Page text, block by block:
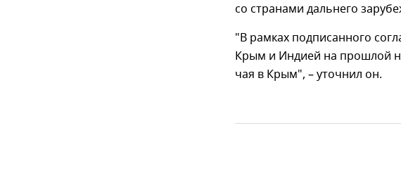
со странами дальнего
"В рамках подписанного
Крым и Индией на прошлой
чая в Крым", – уточнил он.